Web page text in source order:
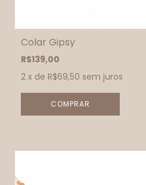
Colar Gipsy
R$139,00
2 x de R$69,50 sem juros
COMPRAR